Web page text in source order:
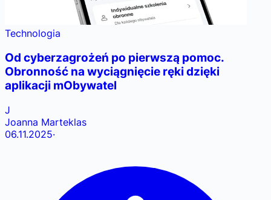
Technologia
Od cyberzagrożeń po pierwszą pomoc.
Obronność na wyciągnięcie ręki dzięki
aplikacji mObywatel
J
Joanna Marteklas
06.11.2025·